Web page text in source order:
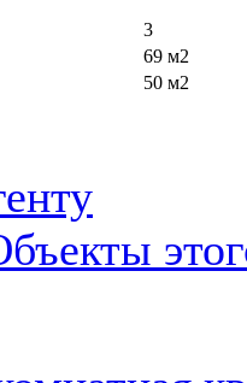
3
69 м2
50 м2